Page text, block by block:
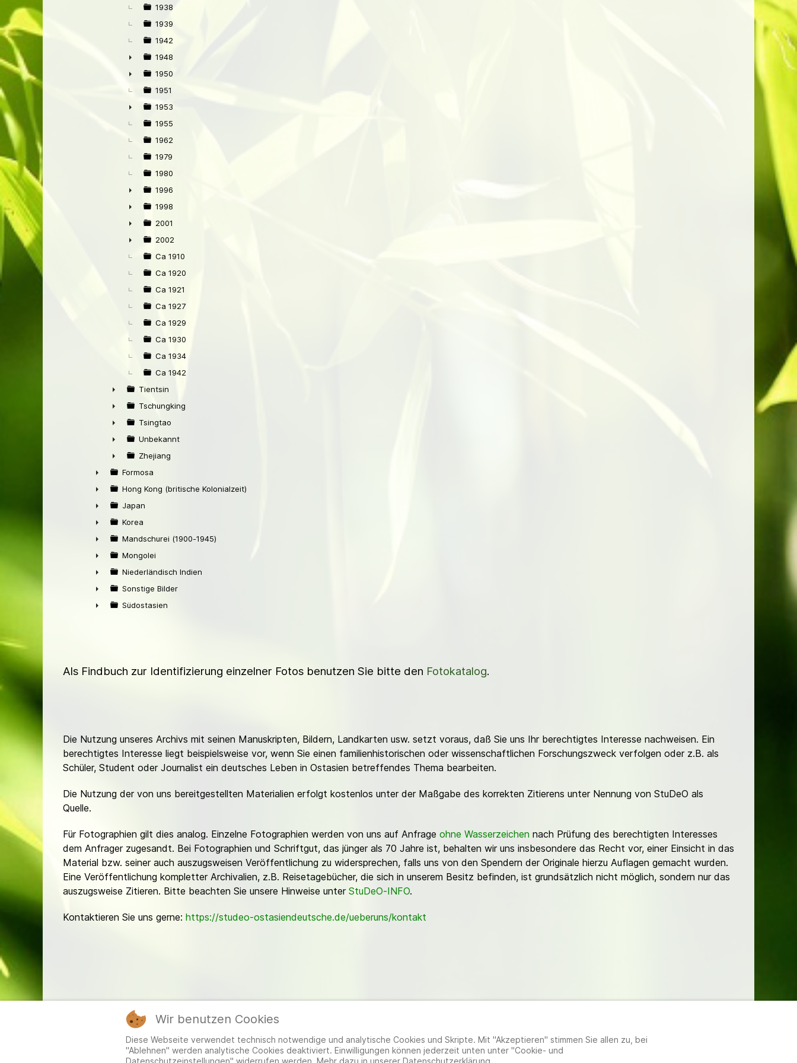
►
1938
1939
1942
►
1948
►
1950
1951
►
1953
1955
1962
1979
1980
►
1996
►
1998
►
2001
►
2002
Ca 1910
Ca 1920
Ca 1921
Ca 1927
Ca 1929
Ca 1930
Ca 1934
Ca 1942
►
Tientsin
►
Tschungking
►
Tsingtao
►
Unbekannt
►
Zhejiang
►
Formosa
►
Hong Kong (britische Kolonialzeit)
►
Japan
►
Korea
►
Mandschurei (1900-1945)
►
Mongolei
►
Niederländisch Indien
►
Sonstige Bilder
Südostasien
Als Findbuch zur Identifizierung einzelner Fotos benutzen Sie bitte den Fotokatalog.
Die Nutzung unseres Archivs mit seinen Manuskripten, Bildern, Landkarten usw. setzt voraus, daß Sie uns Ihr berechtigtes Interesse nachweisen. Ein
berechtigtes Interesse liegt beispielsweise vor, wenn Sie einen familienhistorischen oder wissenschaftlichen Forschungszweck verfolgen oder z.B. als
Schüler, Student oder Journalist ein deutsches Leben in Ostasien betreffendes Thema bearbeiten.
Die Nutzung der von uns bereitgestellten Materialien erfolgt kostenlos unter der Maßgabe des korrekten Zitierens unter Nennung von StuDeO als
Quelle.
Für Fotographien gilt dies analog. Einzelne Fotographien werden von uns auf Anfrage ohne Wasserzeichen nach Prüfung des berechtigten Interesses
dem Anfrager zugesandt. Bei Fotographien und Schriftgut, das jünger als 70 Jahre ist, behalten wir uns insbesondere das Recht vor, einer Einsicht in das
Material bzw. seiner auch auszugsweisen Veröffentlichung zu widersprechen, falls uns von den Spendern der Originale hierzu Auflagen gemacht wurden.
Eine Veröffentlichung kompletter Archivalien, z.B. Reisetagebücher, die sich in unserem Besitz befinden, ist grundsätzlich nicht möglich, sondern nur das
auszugsweise Zitieren. Bitte beachten Sie unsere Hinweise unter StuDeO-INFO.
Kontaktieren Sie uns gerne: https://studeo-ostasiendeutsche.de/ueberuns/kontakt
Mitglieder
Wir benutzen Cookies
Diese Webseite verwendet technisch notwendige und analytische Cookies und Skripte. Mit "Akzeptieren" stimmen Sie allen zu, bei
"Ablehnen" werden analytische Cookies deaktiviert. Einwilligungen können jederzeit unten unter "Cookie- und
Datenschutzeinstellungen" widerrufen werden. Mehr dazu in unserer Datenschutzerklärung.